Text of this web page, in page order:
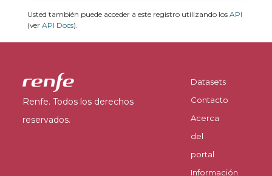
Usted también puede acceder a este registro utilizando los API
(ver API Docs).
Renfe. Todos los derechos
reservados.
Datasets
Contacto
Acerca
del
portal
Información